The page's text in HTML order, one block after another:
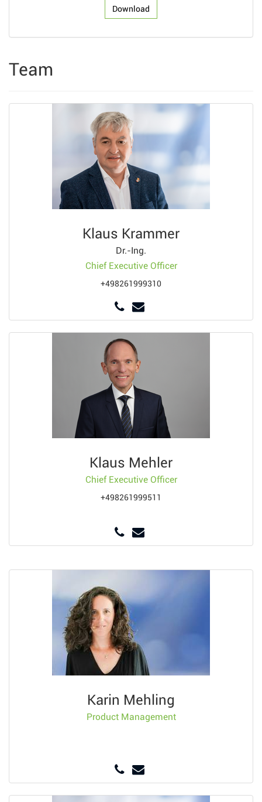
Download
Team
Klaus Krammer
Dr.-Ing.
Chief Executive Officer
+498261999310
Klaus Mehler
Chief Executive Officer
+498261999511
Karin Mehling
Product Management